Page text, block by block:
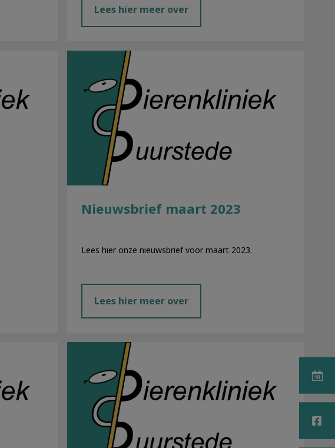
Lees hier meer over
Nieuwsbrief maart 2023
Nieuwsbrief maart 2023
Lees hier onze nieuwsbrief voor maart 2023.
Lees hier meer over
Nieuwsbrief december 2022